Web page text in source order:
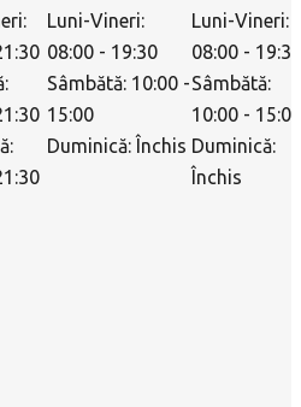
Luni-Vineri:
08:00 - 19:30
Sâmbătă: 10:00 -
15:00
Duminică: Închis
Luni-Vineri:
08:00 - 19:30
Sâmbătă:
10:00 - 15:00
Duminică:
Închis